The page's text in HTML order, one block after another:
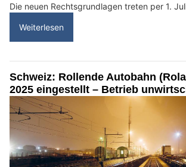
Die neuen Rechtsgrundlagen treten per 1.
Weiterlesen
Schweiz: Rollende Autobahn
2025 eingestellt – Betrieb